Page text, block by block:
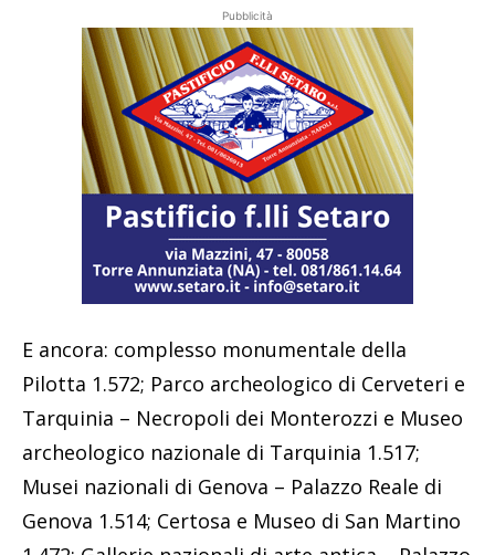
Pubblicità
E ancora: complesso monumentale della
Pilotta 1.572; Parco archeologico di Cerveteri e
Tarquinia – Necropoli dei Monterozzi e Museo
archeologico nazionale di Tarquinia 1.517;
Musei nazionali di Genova – Palazzo Reale di
Genova 1.514; Certosa e Museo di San Martino